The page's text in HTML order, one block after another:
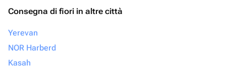
Consegna di fiori in altre città
Yerevan
NOR Harberd
Kasah